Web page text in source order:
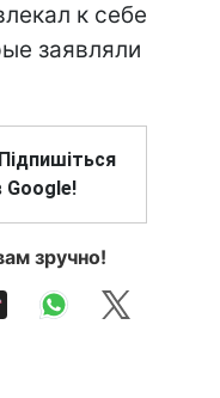
к себе
заявляли
Google!
зручно!